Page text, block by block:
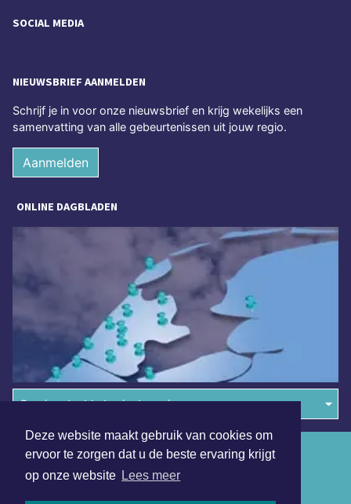
Deze website maakt gebruik van cookies om
ervoor te zorgen dat u de beste ervaring krijgt
op onze website Lees meer
SOCIAL MEDIA
NIEUWSBRIEF AANMELDEN
Schrijf je in voor onze nieuwsbrief en krijg wekelijks een
samenvatting van alle gebeurtenissen uit jouw regio.
Aanmelden
ONLINE DAGBLADEN
Overige dagbladen in de regio
Algemene voorwaarden
Disclaimer